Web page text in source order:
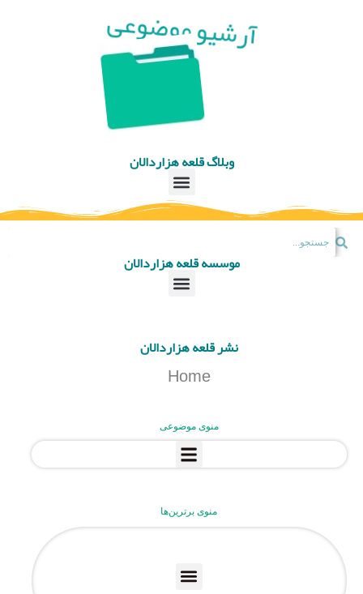
آرشیو موضوعی
وبلاگ قلعه هزاردالان
موسسه قلعه هزاردالان
نشر قلعه هزاردالان
Home
منوی موضوعی
منوی برترین‌ها